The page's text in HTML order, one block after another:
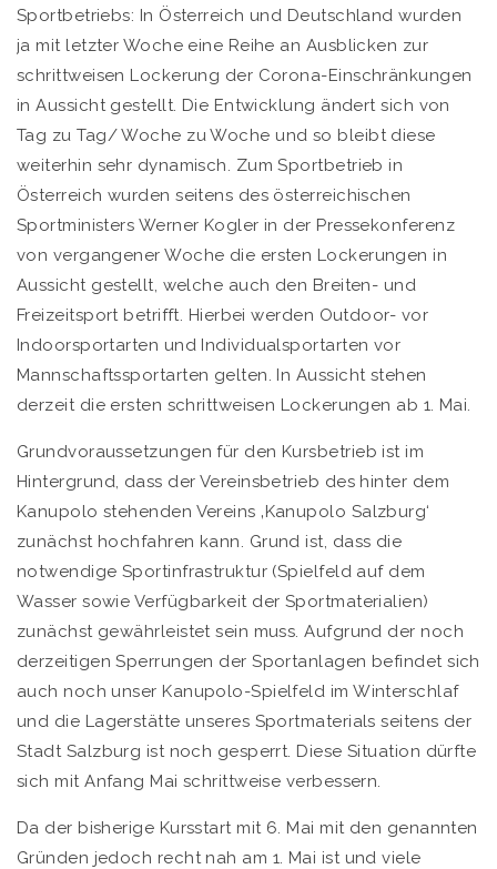
Sportbetriebs: In Österreich und Deutschland wurden
ja mit letzter Woche eine Reihe an Ausblicken zur
schrittweisen Lockerung der Corona-Einschränkungen
in Aussicht gestellt. Die Entwicklung ändert sich von
Tag zu Tag/ Woche zu Woche und so bleibt diese
weiterhin sehr dynamisch. Zum Sportbetrieb in
Österreich wurden seitens des österreichischen
Sportministers Werner Kogler in der Pressekonferenz
von vergangener Woche die ersten Lockerungen in
Aussicht gestellt, welche auch den Breiten- und
Freizeitsport betrifft. Hierbei werden Outdoor- vor
Indoorsportarten und Individualsportarten vor
Mannschaftssportarten gelten. In Aussicht stehen
derzeit die ersten schrittweisen Lockerungen ab 1. Mai.
Grundvoraussetzungen für den Kursbetrieb ist im
Hintergrund, dass der Vereinsbetrieb des hinter dem
Kanupolo stehenden Vereins ‚Kanupolo Salzburg‘
zunächst hochfahren kann. Grund ist, dass die
notwendige Sportinfrastruktur (Spielfeld auf dem
Wasser sowie Verfügbarkeit der Sportmaterialien)
zunächst gewährleistet sein muss. Aufgrund der noch
derzeitigen Sperrungen der Sportanlagen befindet sich
auch noch unser Kanupolo-Spielfeld im Winterschlaf
und die Lagerstätte unseres Sportmaterials seitens der
Stadt Salzburg ist noch gesperrt. Diese Situation dürfte
sich mit Anfang Mai schrittweise verbessern.
Da der bisherige Kursstart mit 6. Mai mit den genannten
Gründen jedoch recht nah am 1. Mai ist und viele